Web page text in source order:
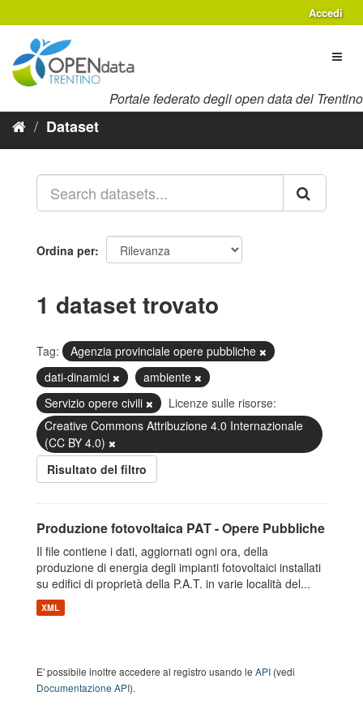
al
contenuto
Accedi
Portale federato degli open data del Trentino
Dataset
Ordina per
1 dataset trovato
Tag:
Agenzia provinciale opere pubbliche
dati-dinamici
ambiente
Servizio opere civili
Licenze sulle risorse:
Creative Commons Attribuzione 4.0 Internazionale
(CC BY 4.0)
Risultato del filtro
Produzione fotovoltaica PAT - Opere Pubbliche
Il file contiene i dati, aggiornati ogni ora, della
produzione di energia degli impianti fotovoltaici installati
su edifici di proprietà della P.A.T. in varie località del...
XML
E' possibile inoltre accedere al registro usando le API (vedi
Documentazione API).